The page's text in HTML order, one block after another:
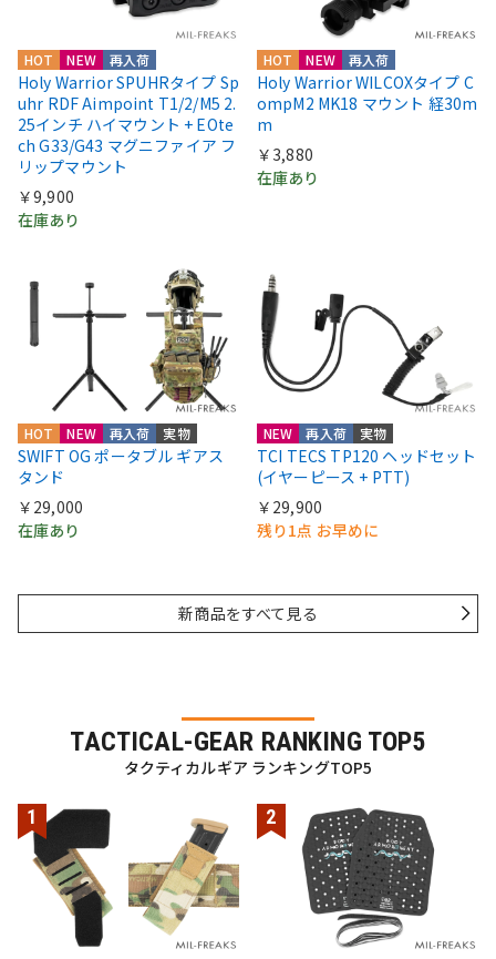
HOT NEW 再入荷
Holy Warrior SPUHRタイプ Sp
uhr RDF Aimpoint T1/2/M5 2.
25インチ ハイマウント + EOte
ch G33/G43 マグニファイア フ
リップマウント
￥9,900
在庫あり
HOT NEW 再入荷
Holy Warrior WILCOXタイプ C
ompM2 MK18 マウント 経30m
m
￥3,880
在庫あり
HOT NEW 再入荷 実物
SWIFT OG ポータブル ギアス
タンド
￥29,000
在庫あり
NEW 再入荷 実物
TCI TECS TP120 ヘッドセット
(イヤーピース + PTT)
￥29,900
残り1点 お早めに
新商品をすべて見る
TACTICAL-GEAR RANKING TOP5
タクティカルギア ランキングTOP5